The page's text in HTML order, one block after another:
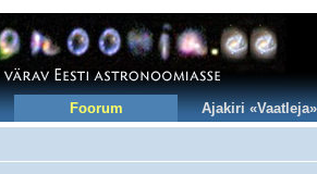
Foorum Ajakiri «Vaatleja»